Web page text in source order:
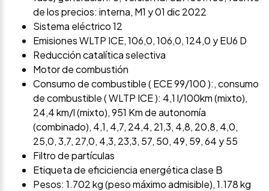
de los precios: interna, M1 y 01 dic 2022
Sistema eléctrico 12
Emisiones WLTP ICE, 106,0, 106,0, 124,0 y EU6 D
Reducción catalítica selectiva
Motor de combustión
Consumo de combustible ( ECE 99/100 ):, consumo
de combustible ( WLTP ICE ): 4,1 l/100km (mixto),
24,4 km/l (mixto), 951 Km de autonomía
(combinado), 4,1, 4,7, 24,4, 21,3, 4,8, 20,8, 4,0,
25,0, 3,7, 27,0, 4,3, 23,3, 57, 50, 49, 59, 64 y 55
Filtro de partículas
Etiqueta de eficiciencia energética clase B
Pesos: 1.702 kg (peso máximo admisible), 1.178 kg